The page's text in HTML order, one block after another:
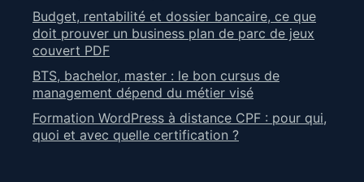
Budget, rentabilité et dossier bancaire, ce que
doit prouver un business plan de parc de jeux
couvert PDF
BTS, bachelor, master : le bon cursus de
management dépend du métier visé
Formation WordPress à distance CPF : pour qui,
quoi et avec quelle certification ?